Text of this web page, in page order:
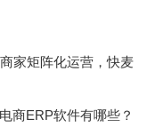
家矩阵化运营，快麦
商ERP软件有哪些？